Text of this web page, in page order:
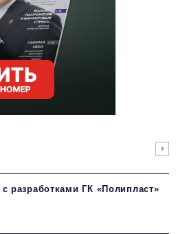
разработками ГК «Полипласт»